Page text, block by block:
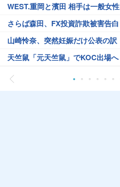
WEST.重岡と濱田 相手は一般女性
さらば森田、FX投資詐欺被害告白
山崎怜奈、突然妊娠だけ公表の訳
天竺鼠「元天竺鼠」でKOC出場へ